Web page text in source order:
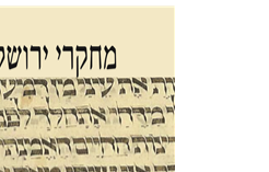
גלית חזן-רוקם
אלכסנדר-פריזר
הגר